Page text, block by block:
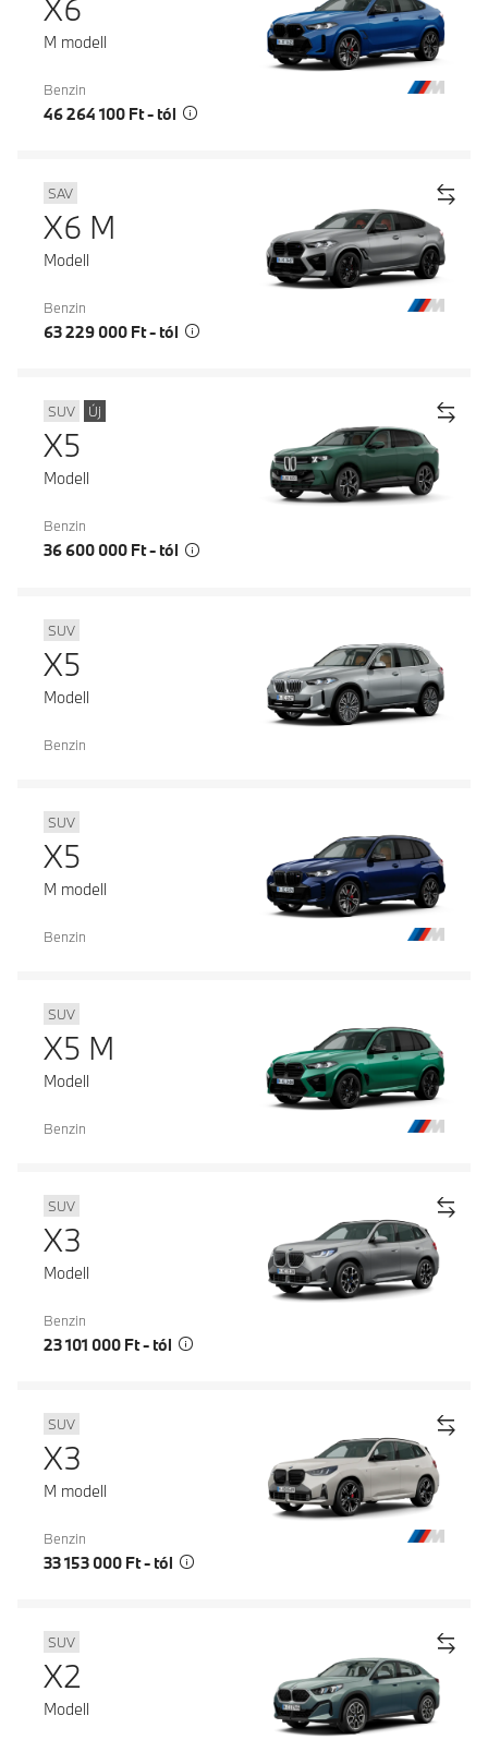
X6
M modell
Benzin
46 264 100 Ft - tól
SAV
X6 M
Modell
Benzin
63 229 000 Ft - tól
SUV Új
X5
Modell
Benzin
36 600 000 Ft - tól
SUV
X5
Modell
Benzin
SUV
X5
M modell
Benzin
SUV
X5 M
Modell
Benzin
SUV
X3
Modell
Benzin
23 101 000 Ft - tól
SUV
X3
M modell
Benzin
33 153 000 Ft - tól
SUV
X2
Modell